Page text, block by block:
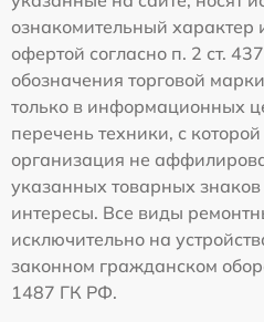
ознакомительный характер
офертой согласно п. 2 ст.
обозначения торговой
только в информационных
перечень техники, с
организация не
указанных товарных знаков
интересы. Все виды
исключительно на
законном гражданском
1487 ГК РФ.